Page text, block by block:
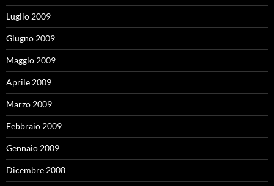
Luglio 2009
Giugno 2009
Maggio 2009
Aprile 2009
Marzo 2009
Febbraio 2009
Gennaio 2009
Dicembre 2008